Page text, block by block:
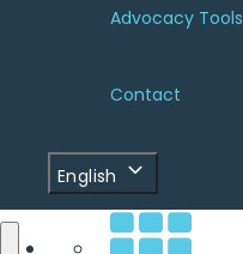
Advocacy Tools
Contact
English